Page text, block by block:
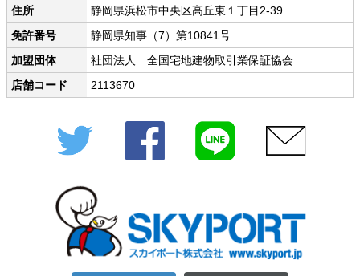
住所
静岡県浜松市中央区高丘東１丁目2-39
免許番号
静岡県知事（7）第10841号
加盟団体
社団法人 全国宅地建物取引業保証協会
店舗コード
2113670
Twitter Facebook